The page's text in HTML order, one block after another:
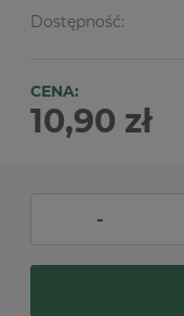
Dostępność:
CENA:
10,90 zł
-